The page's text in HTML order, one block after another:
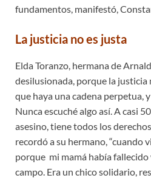
fundamentos, manifestó,
La justicia no es justa
Elda Toranzo, hermana de
desilusionada, porque la justicia
que haya una cadena perpetua,
Nunca escuché algo así. A casi
asesino, tiene todos los
recordó a su hermano, “cuando
porque mi mamá había fallecido
campo. Era un chico solidario,